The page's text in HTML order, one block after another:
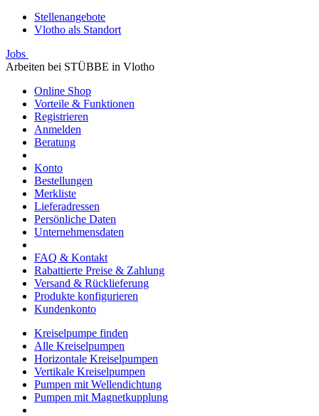
Stellenangebote
Vlotho als Standort
Jobs
Arbeiten bei STÜBBE in Vlotho
Online Shop
Vorteile & Funktionen
Registrieren
Anmelden
Beratung
Konto
Bestellungen
Merkliste
Lieferadressen
Persönliche Daten
Unternehmensdaten
FAQ & Kontakt
Rabattierte Preise & Zahlung
Versand & Rücklieferung
Produkte konfigurieren
Kundenkonto
Kreiselpumpe finden
Alle Kreiselpumpen
Horizontale Kreiselpumpen
Vertikale Kreiselpumpen
Pumpen mit Wellendichtung
Pumpen mit Magnetkupplung